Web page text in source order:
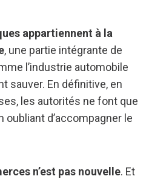
appartiennent à la
, une partie intégrante de
l’industrie automobile
sauver. En définitive, en
les autorités ne font que
d’accompagner le
n’est pas nouvelle. Et